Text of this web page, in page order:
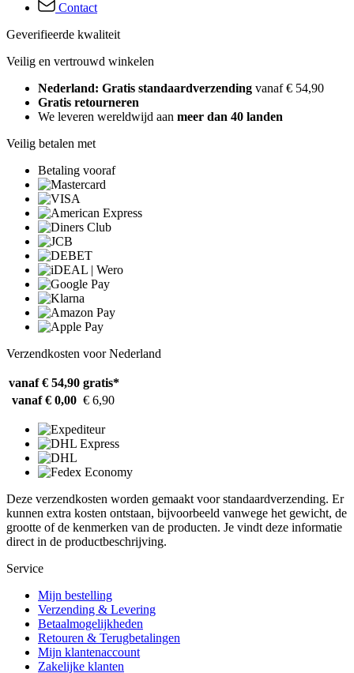
Contact
Geverifieerde kwaliteit
Veilig en vertrouwd winkelen
Nederland: Gratis standaardverzending vanaf € 54,90
Gratis retourneren
We leveren wereldwijd aan meer dan 40 landen
Veilig betalen met
Betaling vooraf
Verzendkosten voor Nederland
vanaf € 54,90 gratis*
vanaf € 0,00 € 6,90
Deze verzendkosten worden gemaakt voor standaardverzending. Er
kunnen extra kosten ontstaan, bijvoorbeeld vanwege het gewicht, de
grootte of de kenmerken van de producten. Je vindt deze informatie
direct in de productbeschrijving.
Service
Mijn bestelling
Verzending & Levering
Betaalmogelijkheden
Retouren & Terugbetalingen
Mijn klantenaccount
Zakelijke klanten